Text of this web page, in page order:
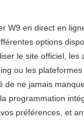
W9 en direct en
options
le site officiel, les
ou les
de ne jamais
programmation
préférences, et